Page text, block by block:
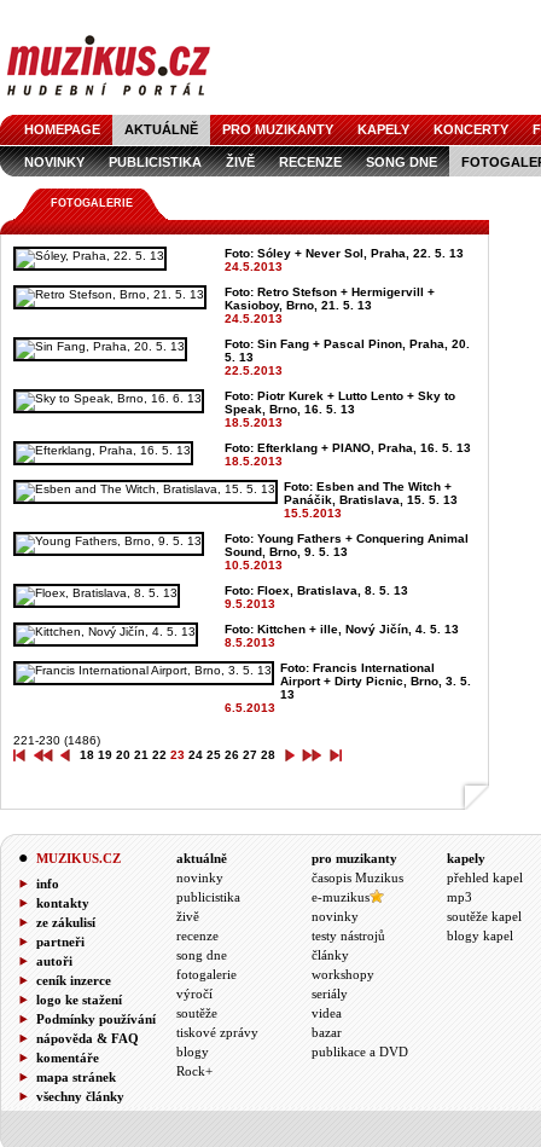
HOMEPAGE AKTUÁLNĚ PRO MUZIKANTY KAPELY KONCERTY
NOVINKY PUBLICISTIKA ŽIVĚ RECENZE SONG DNE
FOTOGALERIE
Foto: Sóley + Never Sol, Praha, 22. 5. 13
24.5.2013
Foto: Retro Stefson + Hermigervill +
Kasioboy, Brno, 21. 5. 13
24.5.2013
Foto: Sin Fang + Pascal Pinon, Praha, 20.
5. 13
22.5.2013
Foto: Piotr Kurek + Lutto Lento + Sky to
Speak, Brno, 16. 5. 13
18.5.2013
Foto: Efterklang + PIANO, Praha, 16. 5. 13
18.5.2013
Foto: Esben and The Witch +
Panáčik, Bratislava, 15. 5. 13
15.5.2013
Foto: Young Fathers + Conquering Animal
Sound, Brno, 9. 5. 13
10.5.2013
Foto: Floex, Bratislava, 8. 5. 13
9.5.2013
Foto: Kittchen + ille, Nový Jičín, 4. 5. 13
8.5.2013
Foto: Francis International
Airport + Dirty Picnic, Brno, 3. 5.
13
6.5.2013
221-230 (1486)
18 19 20 21 22 23 24 25 26 27 28
MUZIKUS.CZ
info
kontakty
ze zákulisí
partneři
autoři
ceník inzerce
logo ke stažení
Podmínky používání
nápověda & FAQ
komentáře
mapa stránek
všechny články
aktuálně
novinky
publicistika
živě
recenze
song dne
fotogalerie
výročí
soutěže
tiskové zprávy
blogy
Rock+
pro muzikanty
časopis Muzikus
e-muzikus
novinky
testy nástrojů
články
workshopy
seriály
videa
bazar
publikace a DVD
kapely
přehled kapel
mp3
soutěže kapel
blogy kapel